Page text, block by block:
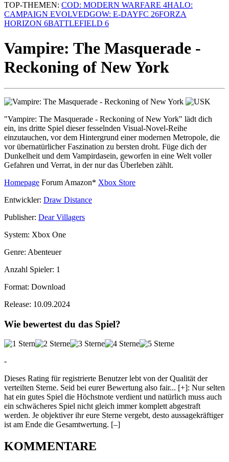
TOP-THEMEN: COD: MODERN WARFARE 4HALO:
CAMPAIGN EVOLVEDGOW: E-DAYFC 26FORZA
HORIZON 6BATTLEFIELD 6
Vampire: The Masquerade -
Reckoning of New York
"Vampire: The Masquerade - Reckoning of New York" lädt dich
ein, ins dritte Spiel dieser fesselnden Visual-Novel-Reihe
einzutauchen, vor dem Hintergrund einer modernen Metropole, die
vor übernatürlicher Faszination zu bersten droht. Füge dich der
Dunkelheit und dem Vampirdasein, geworfen in eine Welt voller
Gefahren und Verrat, in der nur das Überleben zählt.
Homepage Forum Amazon* Xbox Store
Entwickler: Draw Distance
Publisher: Dear Villagers
System: Xbox One
Genre: Abenteuer
Anzahl Spieler: 1
Format: Download
Release: 10.09.2024
Wie bewertest du das Spiel?
-
Dieses Rating für registrierte Benutzer lebt von der Qualität der
verteilten Sterne. Seid bei eurer Bewertung also fair... [+]: Nur selten
hat ein gutes Spiel die Höchstnote verdient und natürlich muss auch
ein schwächeres Spiel nicht gleich immer komplett abgestraft
werden. Je objektiver ihr eure Sterne vergebt, desto aussagekräftiger
ist am Ende die Gesamtwertung. [–]
KOMMENTARE